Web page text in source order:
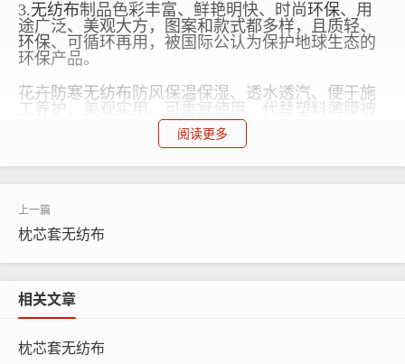
3.无纺布制品色彩丰富、鲜艳明快、时尚环保、用
途广泛、美观大方，图案和款式都多样，且质轻、
环保、可循环再用，被国际公认为保护地球生态的
环保产品。
花卉 防寒无纺布 防风保温保湿、透水透汽、便于施
工养护、美观实用、可重复使用。代替塑料薄膜被
广泛应用于蔬菜，花卉、水稻等育苗和茶叶、花卉
防冻害上，代替和弥补了塑料薄膜覆盖保温上的不
缓苗快、分蘖多。同时，质轻，而且降低了生产成
本!
防寒无纺布联系电话/微信：15838231350
产品展示：
阅读更多
枕芯套无纺布
相关文章
枕芯套无纺布